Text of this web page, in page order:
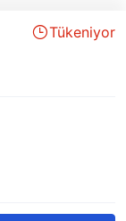
Tükeniyor